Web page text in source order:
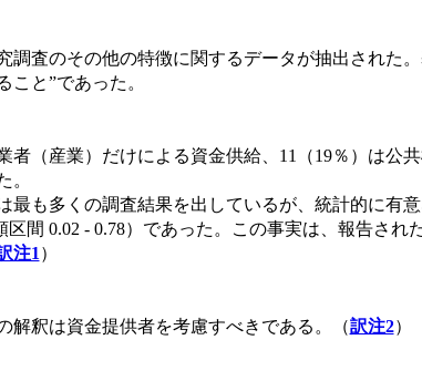
査のその他の特徴に関するデータが抽出された
と”であった。
（産業）だけによる資金供給、11（19％）は公
。
も多くの調査結果を出しているが、統計的に有
間 0.02 - 0.78）であった。この事実は、報告さ
注1 ）
釈は資金提供者を考慮すべきである。（訳注2）